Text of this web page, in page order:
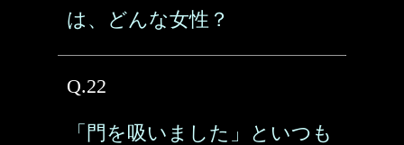
は、どんな女性？
Q.22
「門を吸いました」といつも